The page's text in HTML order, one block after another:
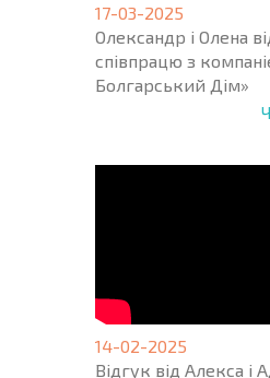
17-03-2025
Олександр і Олена
співпрацю з
Болгарський Дім»
14-02-2025
Відгук від Алекса і